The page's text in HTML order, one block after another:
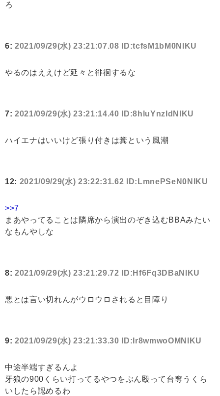
ろ
6: 2021/09/29(水) 23:21:07.08 ID:tcfsM1bM0NIKU
やるのはええけど延々と徘徊するな
7: 2021/09/29(水) 23:21:14.40 ID:8hluYnzIdNIKU
ハイエナはいいけど張り付きは糞という風潮
12: 2021/09/29(水) 23:22:31.62 ID:LmnePSeN0NIKU
>>7
まあやってることは隣席から演出のぞき込むBBAみたい
なもんやしな
8: 2021/09/29(水) 23:21:29.72 ID:Hf6Fq3DBaNIKU
悪とは言い切れんがウロウロされると目障り
9: 2021/09/29(水) 23:21:33.30 ID:Ir8wmwoOMNIKU
中途半端すぎるんよ
牙狼の900くらい打ってるやつをぶん殴って台奪うくら
いしたら認めるわ